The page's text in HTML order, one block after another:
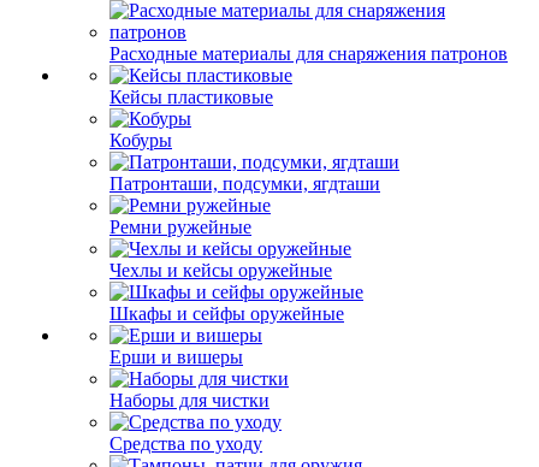
Расходные материалы для снаряжения патронов
Кейсы пластиковые
Кобуры
Патронташи, подсумки, ягдташи
Ремни ружейные
Чехлы и кейсы оружейные
Шкафы и сейфы оружейные
Ерши и вишеры
Наборы для чистки
Средства по уходу